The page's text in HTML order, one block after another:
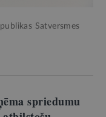
Satversmes
spriedumu